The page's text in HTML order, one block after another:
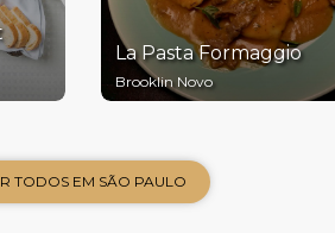
La Pasta Formaggio
Brooklin Novo
TODOS EM SÃO PAULO